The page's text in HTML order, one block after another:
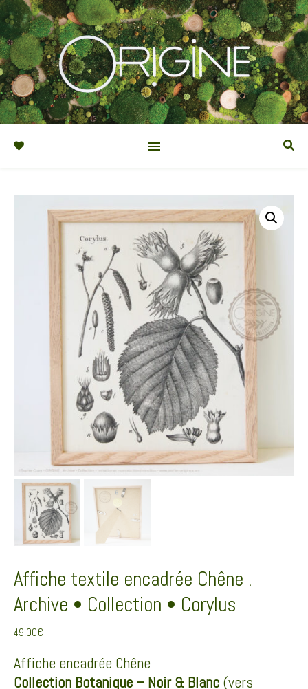
Affiche textile encadrée Chêne .
Archive • Collection • Corylus
49,00€
Affiche encadrée Chêne
Collection Botanique – Noir & Blanc (vers